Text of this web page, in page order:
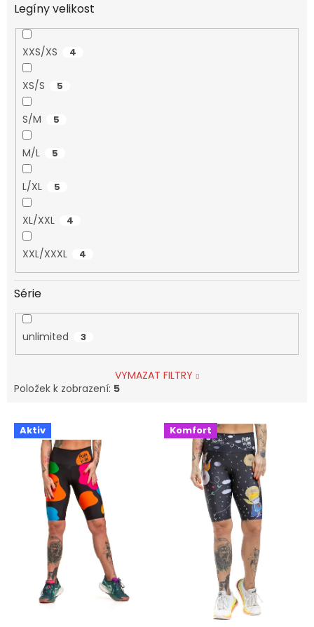
Legíny velikost
XXS/XS 4
XS/S 5
S/M 5
M/L 5
L/XL 5
XL/XXL 4
XXL/XXXL 4
Série
unlimited 3
VYMAZAT FILTRY
Položek k zobrazení: 5
V Aktiv Komfort